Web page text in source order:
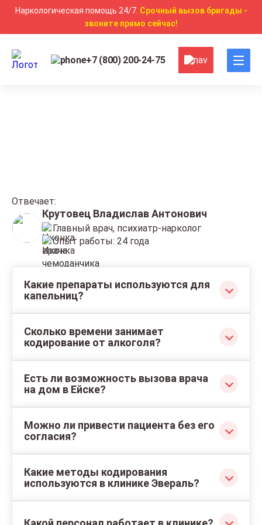
Наркологическая помощь 24/7. Срочный вызов бригады -
звоните прямо сейчас!
+7 (800) 200-24-75
Отвечает:
Крутовец Владислав Антонович
Главный врач, психиатр-нарколог
Опыт работы: 24 года
Какие препараты используются для
капельниц?
препараты: витамины, гепатопротекторы,
ноотропы, седативные средства и детокс-
составы, подбираемые индивидуально.
Сколько времени занимает
кодирование от алкоголя?
2 часов в зависимости от метода и состояния
пациента.
Есть ли возможность вызова врача
на дом в Ейске?
Да, клиника оказывает выездные услуги –
возможен приезд нарколога, постановка
капельницы или проведение кодирования на
дому.
Можно ли привести пациента без его
согласия?
Специалисты могут помочь замотивировать
человека на лечение.
Какие методы кодирования
используются в клинике Эвераль?